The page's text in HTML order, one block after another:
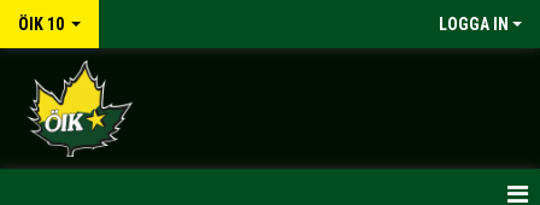
ÖIK 10 LOGGA IN